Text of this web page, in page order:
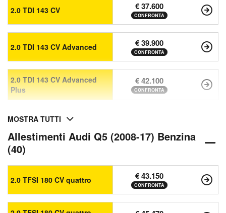
2.0 TDI 143 CV € 37.600
CONFRONTA
2.0 TDI 143 CV Advanced € 39.900
CONFRONTA
2.0 TDI 143 CV Advanced
Plus
€ 42.100
CONFRONTA
MOSTRA TUTTI
Allestimenti Audi Q5 (2008-17) Benzina
(40)
2.0 TFSI 180 CV quattro € 43.150
CONFRONTA